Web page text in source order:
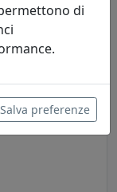
di
Salva preferenze